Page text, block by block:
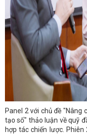
Panel 2 với chủ đề "Nâng
tạo số" thảo luận về quỹ
hợp tác chiến lược. Phiên